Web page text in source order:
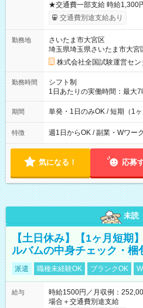
★交通費一部支給 時給1,300円～ ※試験・役割により手当あり
※勤務回数により昇給あり
り！】 希望される場合、勤
例】 ・河合塾模擬試験 8:30
×8時間＝日収10,400円＋交
円の場合あり ・国家試験
円（役割手当＋100円）×6時間＝
間】試用期間なし
交通費別途支給あり
勤務地
さいたま市大宮区
埼玉県埼玉県さいたま市大宮
株式会社全国試験運営セン
勤務時間
シフト制
1日あたりの実働時間：最大
間は 試験により異なります
期間 単発・1日のみOK / 短期（1ヶ
特徴 週1日からOK / 副業・Wワー
気になる！ 応募
未読
【土日休み】【1ヶ月短期
ルバムの中身チェック・梱
派遣 職種未経験OK ブランクOK
給与
時給1500円／月収例：
場合＋交通費別途支給